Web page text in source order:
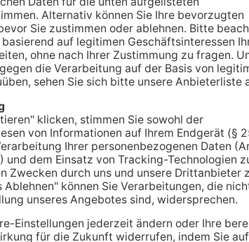
werfen Kunden dem
angezahlten Möbel und
Insolvenzrecht handle.
da nur nochmal dick und